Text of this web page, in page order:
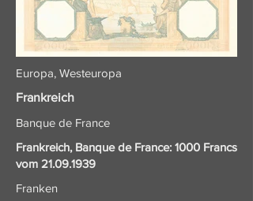
Europa, Westeuropa
Frankreich
Banque de France
Frankreich, Banque de France: 1000 Francs
vom 21.09.1939
Franken